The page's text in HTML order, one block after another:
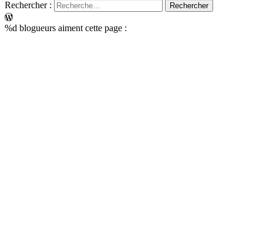
Rechercher :
%d blogueurs aiment cette page :